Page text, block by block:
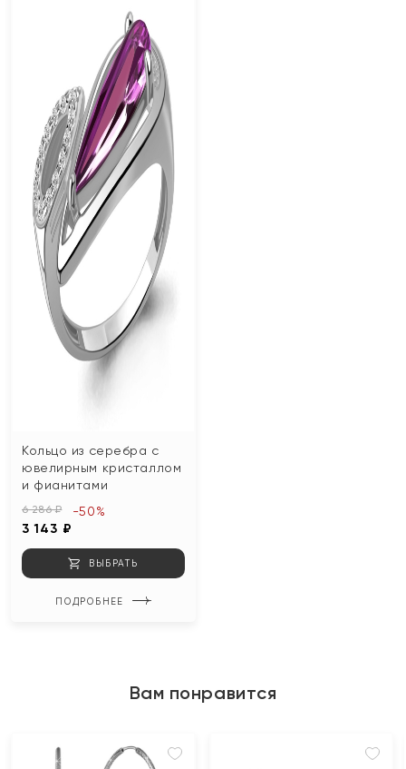
Кольцо из серебра с
ювелирным кристаллом
и фианитами
6 286 ₽
3 143 ₽
-50%
ВЫБРАТЬ
ПОДРОБНЕЕ
Вам понравится